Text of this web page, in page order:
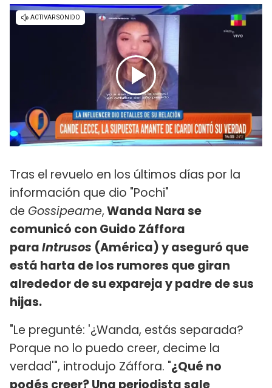
Tras el revuelo en los últimos días por la
información que dio "Pochi"
de Gossipeame,Wanda Nara se
comunicó con Guido Záffora
paraIntrusos (América) y aseguró que
está harta de los rumores que giran
alrededor de su expareja y padre de sus
hijas.
"Le pregunté: '¿Wanda, estás separada?
Porque no lo puedo creer, decime la
verdad'", introdujo Záffora. "¿Qué no
podés creer? Una periodista sale